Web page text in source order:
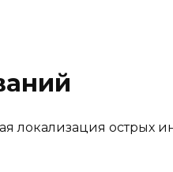
локализация острых